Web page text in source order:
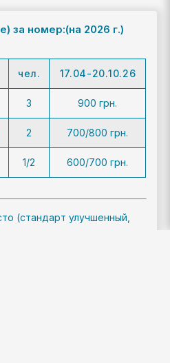
за номер:(на 2026 г.)
чел. 17.04-20.10.26
3 900 грн.
2 700/800 грн.
1/2 600/700 грн.
(стандарт улучшенный,